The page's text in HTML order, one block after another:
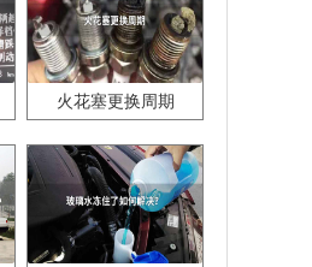
火花塞更换周期